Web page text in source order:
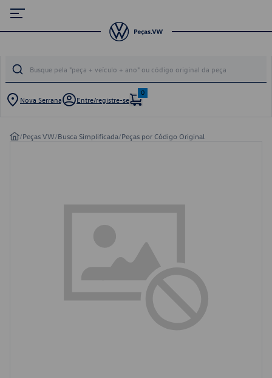
Nova Serrana Entre/registre-se
0
/Peças VW/Busca Simplificada/Peças por Código Original